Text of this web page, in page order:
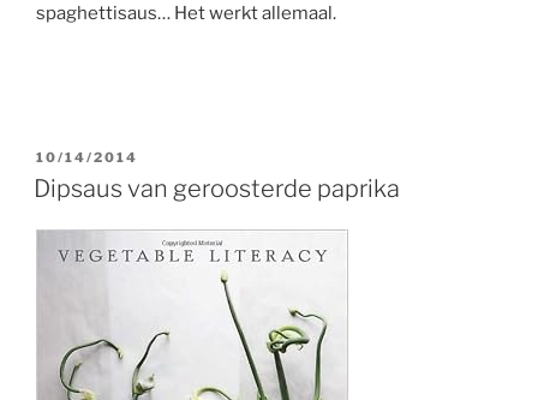
spaghettisaus… Het werkt allemaal.
GEPLAATST
OP
10/14/2014
Dipsaus van geroosterde paprika